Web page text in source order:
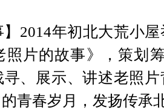
】2014年初北大荒小
照片的故事》，策划
寻、展示、讲述老照
青春岁月，发扬传承